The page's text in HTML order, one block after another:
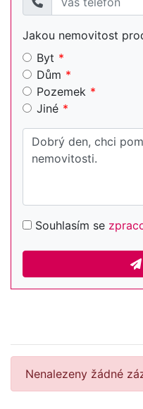
Jakou nemovitost
Byt
Dům
Pozemek
Jiné
Souhlasím se
Nenalezeny žádné